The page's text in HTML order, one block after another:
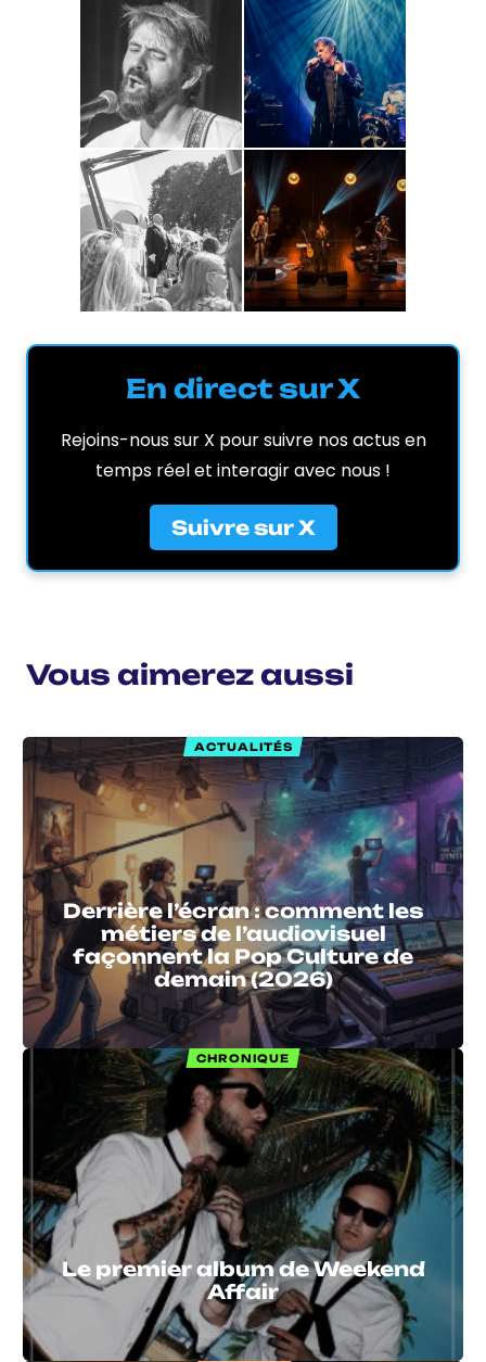
En direct sur X
Rejoins-nous sur X pour suivre nos actus en
temps réel et interagir avec nous !
Suivre sur X
Vous aimerez aussi
ACTUALITÉS
Derrière l’écran : comment les
métiers de l’audiovisuel
façonnent la Pop Culture de
demain (2026)
CHRONIQUE
Le premier album de Weekend
Affair